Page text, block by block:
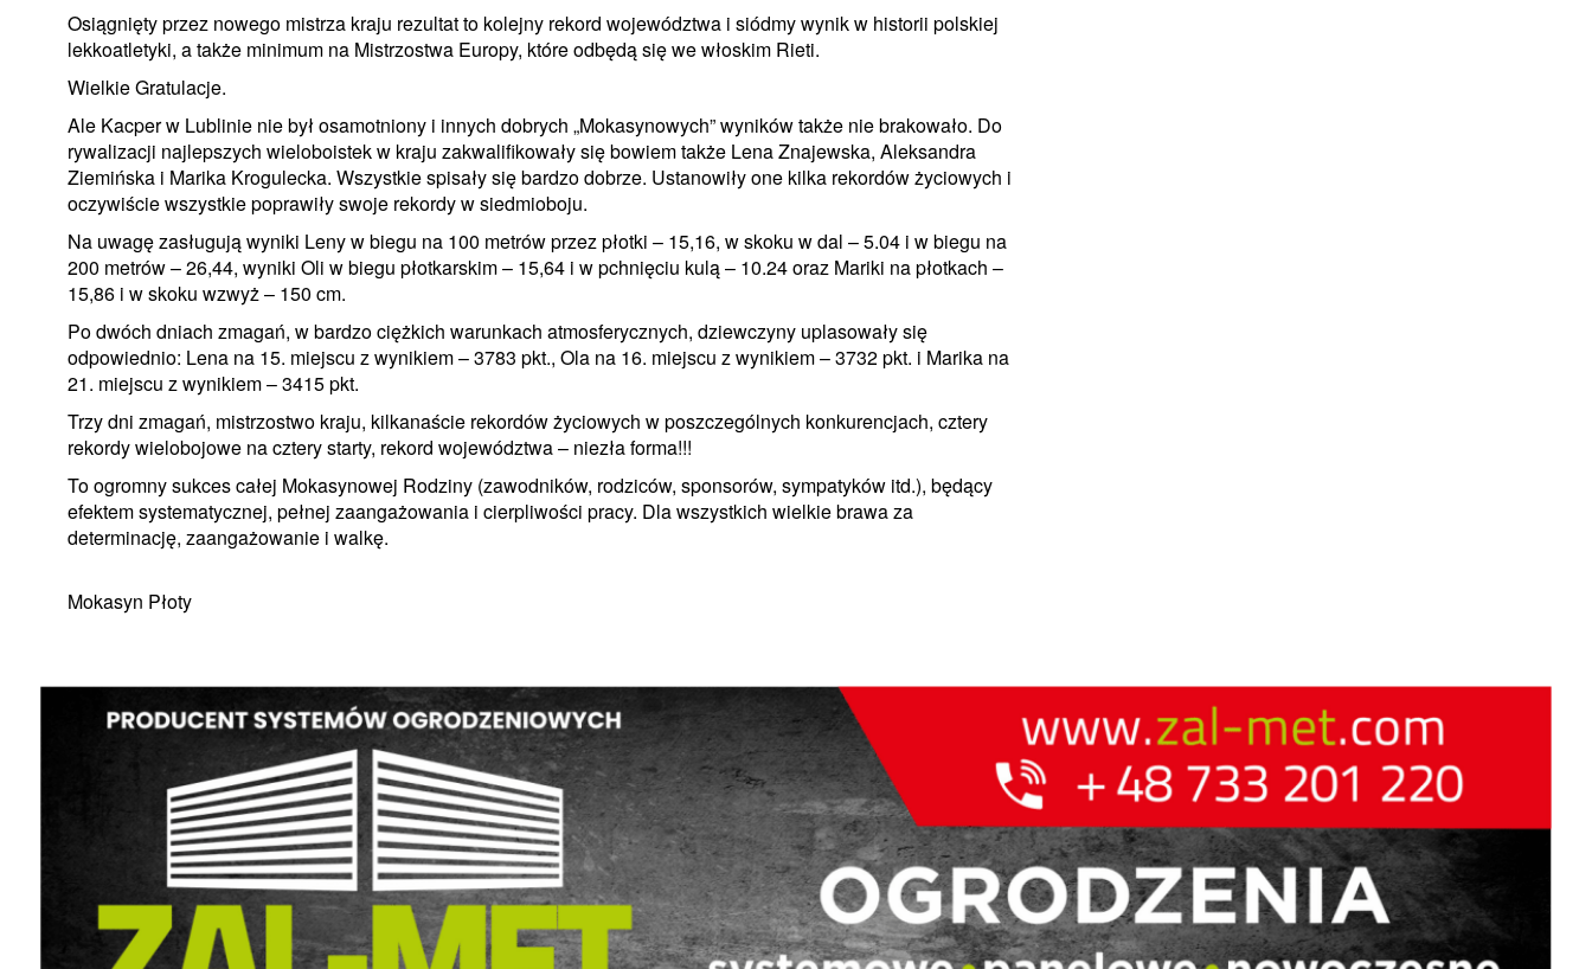
Osiągnięty przez nowego mistrza kraju rezultat to kolejny rekord województwa i siódmy wynik w historii polskiej
lekkoatletyki, a także minimum na Mistrzostwa Europy, które odbędą się we włoskim Rieti.
Wielkie Gratulacje.
Ale Kacper w Lublinie nie był osamotniony i innych dobrych „Mokasynowych” wyników także nie brakowało. Do
rywalizacji najlepszych wieloboistek w kraju zakwalifikowały się bowiem także Lena Znajewska, Aleksandra
Ziemińska i Marika Krogulecka. Wszystkie spisały się bardzo dobrze. Ustanowiły one kilka rekordów życiowych i
oczywiście wszystkie poprawiły swoje rekordy w siedmioboju.
Na uwagę zasługują wyniki Leny w biegu na 100 metrów przez płotki – 15,16, w skoku w dal – 5.04 i w biegu na
200 metrów – 26,44, wyniki Oli w biegu płotkarskim – 15,64 i w pchnięciu kulą – 10.24 oraz Mariki na płotkach –
15,86 i w skoku wzwyż – 150 cm.
Po dwóch dniach zmagań, w bardzo ciężkich warunkach atmosferycznych, dziewczyny uplasowały się
odpowiednio: Lena na 15. miejscu z wynikiem – 3783 pkt., Ola na 16. miejscu z wynikiem – 3732 pkt. i Marika na
21. miejscu z wynikiem – 3415 pkt.
Trzy dni zmagań, mistrzostwo kraju, kilkanaście rekordów życiowych w poszczególnych konkurencjach, cztery
rekordy wielobojowe na cztery starty, rekord województwa – niezła forma!!!
To ogromny sukces całej Mokasynowej Rodziny (zawodników, rodziców, sponsorów, sympatyków itd.), będący
efektem systematycznej, pełnej zaangażowania i cierpliwości pracy. Dla wszystkich wielkie brawa za
determinację, zaangażowanie i walkę.
Mokasyn Płoty